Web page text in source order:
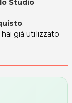
Studio
.
già utilizzato